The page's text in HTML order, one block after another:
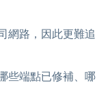
網路，因此更難追
些端點已修補、哪